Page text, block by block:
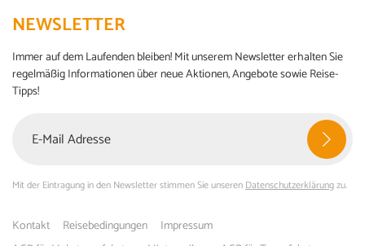
NEWSLETTER
Immer auf dem Laufenden bleiben! Mit unserem Newsletter erhalten Sie
regelmäßig Informationen über neue Aktionen, Angebote sowie Reise-
Tipps!
Mit der Eintragung in den Newsletter stimmen Sie unserenDatenschutzerklärungzu.
Kontakt Reisebedingungen
Impressum